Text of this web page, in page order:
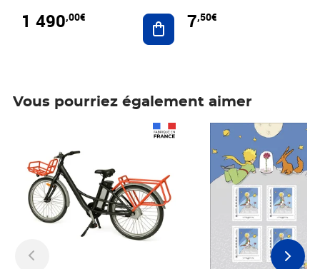
1 490,00€ Ajouter au panier
7,50€
Vous pourriez également aimer
Prix 7,50€